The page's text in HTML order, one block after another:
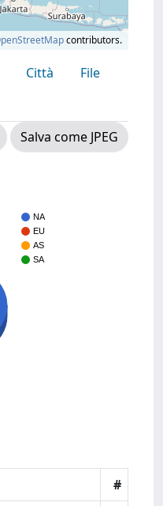
contributors.
Città
File
Salva come JPEG
NA
EU
AS
SA
#